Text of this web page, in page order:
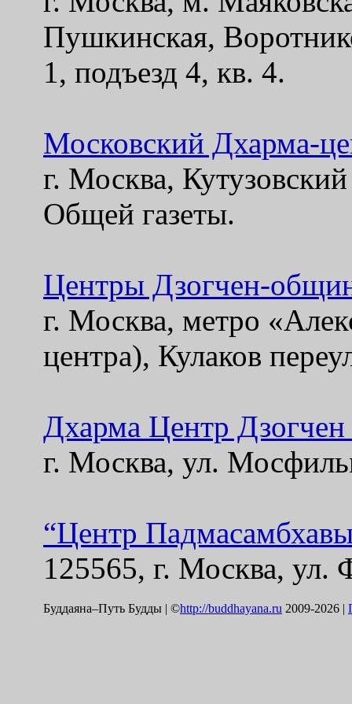
Пушкинская,
1, подъезд 4, кв. 4.
Московский Дхарма-
г. Москва,
Общей газеты.
Центры Дзогчен-
г. Москва, метро
центра), Кулаков
Дхарма Центр
г. Москва, ул.
“Центр
125565, г. Москва, ул.
Буддаяна–Путь Будды | ©http://buddhayana.ru 2009-2026 |